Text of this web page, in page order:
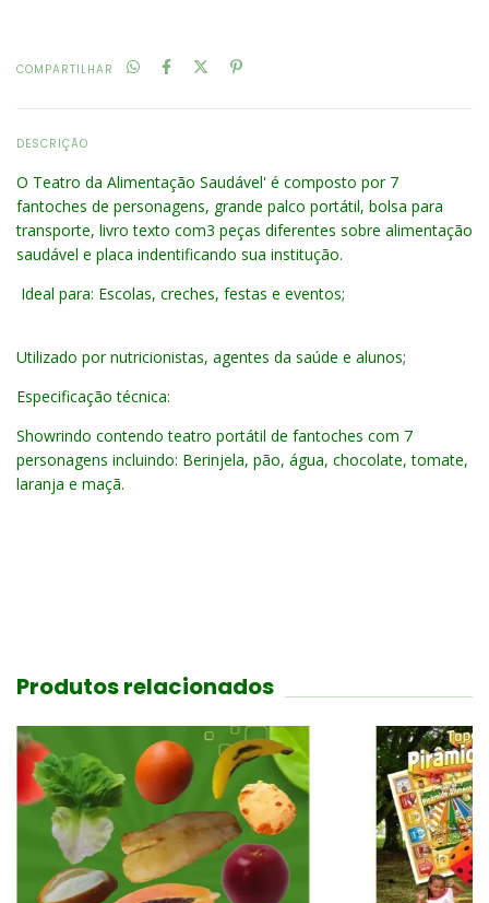
COMPARTILHAR
DESCRIÇÃO
O Teatro da Alimentação Saudável' é composto por 7
fantoches de personagens, grande palco portátil, bolsa para
transporte, livro texto com3 peças diferentes sobre alimentação
saudável e placa indentificando sua institução.
Ideal para: Escolas, creches, festas e eventos;
Utilizado por nutricionistas, agentes da saúde e alunos;
Especificação técnica:
Showrindo contendo teatro portátil de fantoches com 7
personagens incluindo: Berinjela, pão, água, chocolate, tomate,
laranja e maçã.
Produtos relacionados